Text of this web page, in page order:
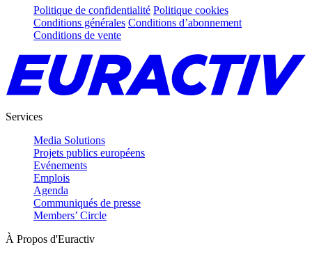
Politique de confidentialité Politique cookies
Conditions générales Conditions d’abonnement
Conditions de vente
Services
Media Solutions
Projets publics européens
Evénements
Emplois
Agenda
Communiqués de presse
Members’ Circle
À Propos d'Euractiv